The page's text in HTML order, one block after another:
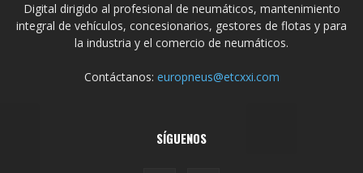
Digital dirigido al profesional de neumáticos, mantenimiento
integral de vehículos, concesionarios, gestores de flotas y para
la industria y el comercio de neumáticos.
Contáctanos: europneus@etcxxi.com
SÍGUENOS